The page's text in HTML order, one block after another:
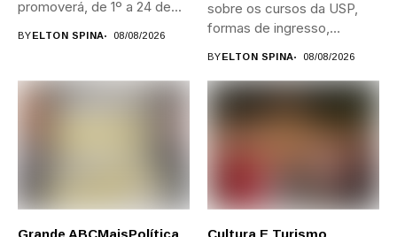
promoverá, de 1º a 24 de...
BY ELTON SPINA 08/08/2026
sobre os cursos da USP,
formas de ingresso,
BY ELTON SPINA 08/08/2026
Grande ABCMaisPolítica
Cultura E Turismo